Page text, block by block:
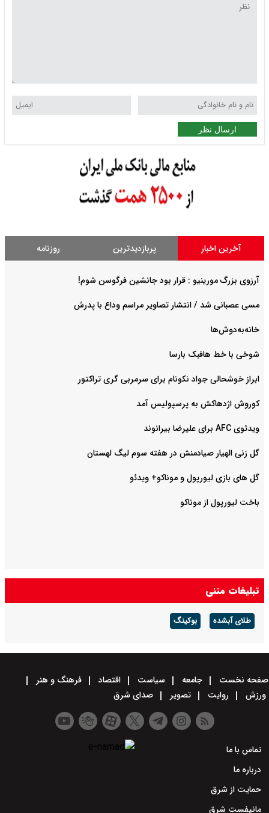
ارسال نظر
آخرین اخبار پربازدیدترین روزنامه
آرزوی بزرگ مورینیو : قرار بود جانشین فرگوسن شوم!
مسی عصبانی شد / انتشار تصاویر مراسم وداع با پدرش
خانه‌به‌دوش‌ها
شوخی با خط هافبک بارسا
ابراز خوشحالی جواد نکونام برای سرمربی گری تراکتور
کوروش اژدهاکش به پرسپولیس آمد
ویدئوی AFC برای علیرضا بیرانوند
گل زنی الهیار صیادمنش در هفته سوم لیگ لهستان
گل های بازی لیورپول و موناکو+ ویدئو
باخت لیورپول از موناکو
تبلیغات متنی
طلای آبشده بوکینگ
صفحه نخست جامعه سیاست اقتصاد
فرهنگ و هنر
ورزش
روایت تصویر صدای شرق
تماس با ما
درباره ما
حمایت از شرق
مانیفست شرق